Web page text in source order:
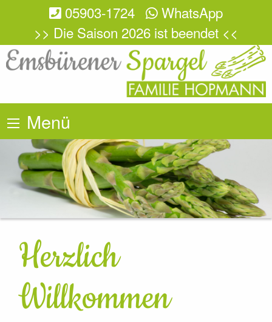
05903-1724
WhatsApp
>> Die Saison 2026 ist beendet <<
Menü
Herzlich
Willkommen